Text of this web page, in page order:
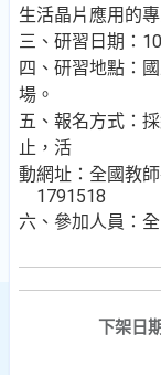
生活晶片應用的
三、研習日期：
四、研習地點：
場。
五、報名方式：
止，活
動網址：全國
1791518
六、參加人員：
下架日